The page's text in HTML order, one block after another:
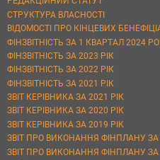
СТРУКТУРА ВЛАСНОСТІ
ВІДОМОСТІ ПРО КІНЦЕВИХ
ФІНЗВІТНІСТЬ ЗА 1 КВАРТАЛ 2024
ФІНЗВІТНІСТЬ ЗА 2023 РІК
ФІНЗВІТНІСТЬ ЗА 2022 РІК
ФІНЗВІТНІСТЬ ЗА 2021 РІК
ЗВІТ КЕРІВНИКА ЗА 2021 РІК
ЗВІТ КЕРІВНИКА ЗА 2020 РІК
ЗВІТ КЕРІВНИКА ЗА 2019 РІК
ЗВІТ ПРО ВИКОНАННЯ ФІНПЛАНУ ЗА
ЗВІТ ПРО ВИКОНАННЯ ФІНПЛАНУ ЗА